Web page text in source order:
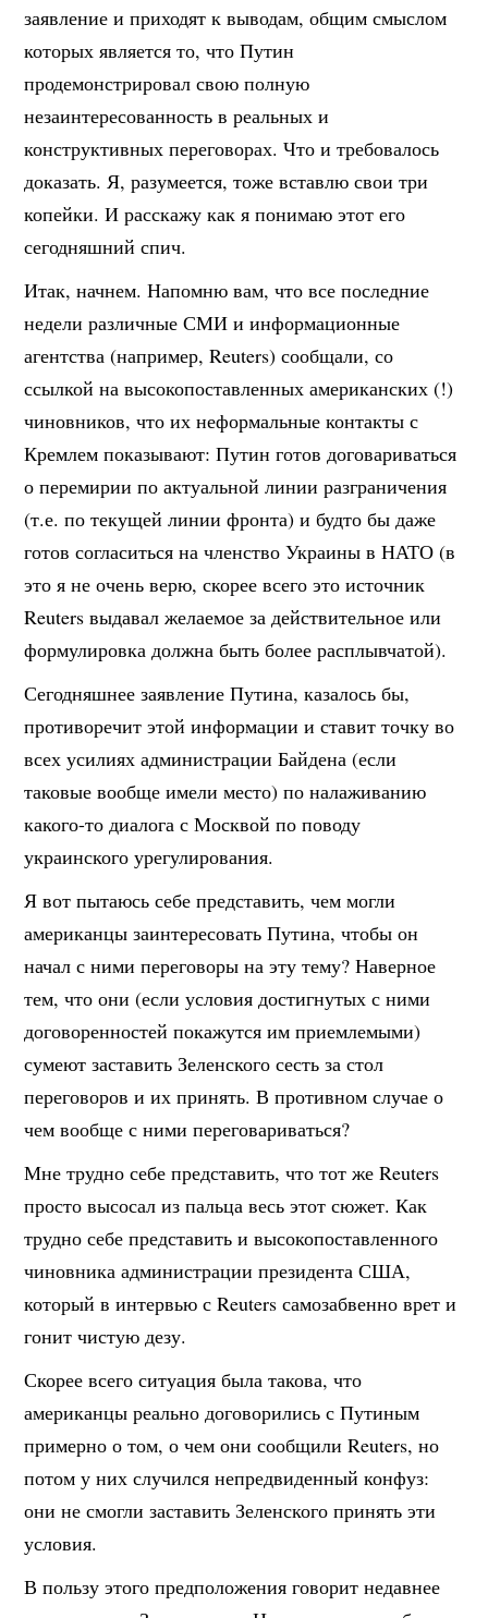
заявление и приходят к выводам, общим смыслом
которых является то, что Путин
продемонстрировал свою полную
незаинтересованность в реальных и
конструктивных переговорах. Что и требовалось
доказать. Я, разумеется, тоже вставлю свои три
копейки. И расскажу как я понимаю этот его
сегодняшний спич.
Итак, начнем. Напомню вам, что все последние
недели различные СМИ и информационные
агентства (например, Reuters) сообщали, со
ссылкой на высокопоставленных американских (!)
чиновников, что их неформальные контакты с
Кремлем показывают: Путин готов договариваться
о перемирии по актуальной линии разграничения
(т.е. по текущей линии фронта) и будто бы даже
готов согласиться на членство Украины в НАТО (в
это я не очень верю, скорее всего это источник
Reuters выдавал желаемое за действительное или
формулировка должна быть более расплывчатой).
Сегодняшнее заявление Путина, казалось бы,
противоречит этой информации и ставит точку во
всех усилиях администрации Байдена (если
таковые вообще имели место) по налаживанию
какого-то диалога с Москвой по поводу
украинского урегулирования.
Я вот пытаюсь себе представить, чем могли
американцы заинтересовать Путина, чтобы он
начал с ними переговоры на эту тему? Наверное
тем, что они (если условия достигнутых с ними
договоренностей покажутся им приемлемыми)
сумеют заставить Зеленского сесть за стол
переговоров и их принять. В противном случае о
чем вообще с ними переговариваться?
Мне трудно себе представить, что тот же Reuters
просто высосал из пальца весь этот сюжет. Как
трудно себе представить и высокопоставленного
чиновника администрации президента США,
который в интервью с Reuters самозабвенно врет и
гонит чистую дезу.
Скорее всего ситуация была такова, что
американцы реально договорились с Путиным
примерно о том, о чем они сообщили Reuters, но
потом у них случился непредвиденный конфуз:
они не смогли заставить Зеленского принять эти
условия.
В пользу этого предположения говорит недавнее